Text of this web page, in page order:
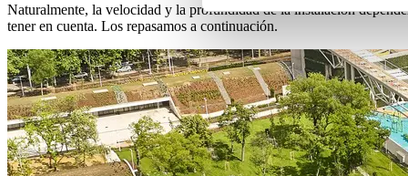
Naturalmente, la velocidad y la profundidad de la instalación
tener en cuenta. Los repasamos a continuación.